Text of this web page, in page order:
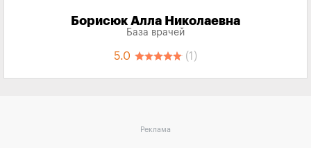
Борисюк Алла Николаевна
База врачей
5.0 (1)
Реклама